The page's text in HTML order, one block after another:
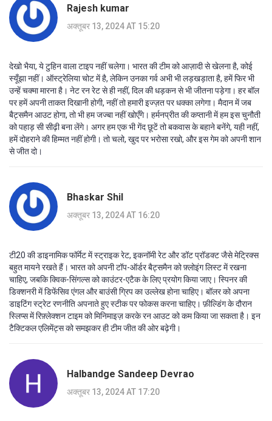
Rajesh kumar
अक्तूबर 13, 2024 AT 15:20
देखो भैया, ये टुहिन वाला टाइप नहीं चलेगा। भारत की टीम को आज़ादी से खेलना है, कोई
स्यूँझा नहीं। ऑस्ट्रेलिया चोट में है, लेकिन उनका गर्व अभी भी लड़खड़ाता है, हमें फिर भी
उन्हें चक्मा मारना है। नेट रन रेट से ही नहीं, दिल की धड़कन से भी जीतना पड़ेगा। हर बॉल
पर हमें अपनी ताकत दिखानी होगी, नहीं तो हमारी इज्ज़त पर धक्का लगेगा। मैदान में जब
बैट्समैन आउट होगा, तो भी हम जज्बा नहीं खोएँगे। हर्मनप्रीत की कप्तानी में हम इस चुनौती
को पहाड़ सी सीढ़ी बना लेंगे। अगर हम एक भी गेंद छूटें तो बकवास के बहाने बनेंगे, यही नहीं,
हमें दोहराने की हिम्मत नहीं होगी। तो चलो, खुद पर भरोसा रखो, और इस गेम को अपनी शान
से जीत दो।
Bhaskar Shil
अक्तूबर 13, 2024 AT 16:20
टी20 की डाइनामिक फॉर्मेट में स्ट्राइक रेट, इकनॉमी रेट और डॉट प्रॉडक्ट जैसे मेट्रिक्स
बहुत मायने रखते हैं। भारत को अपनी टॉप-ऑर्डर बैट्समैन को फ़्लोइंग लिस्ट में रखना
चाहिए, जबकि क्विक-सिंगल्स को काउंटर-एटैक के लिए प्रयोग किया जाए। स्पिनर की
डिक्शनरी में डिफेंसिव एंगल और बाउंसी ग्रिप का उल्लेख होना चाहिए। बॉलर को अपना
डाइटिंग स्ट्रेट रणनीति अपनाते हुए स्टीक पर फोकस करना चाहिए। फ़ील्डिंग के दौरान
स्लिप्स में रिफ़्लेक्शन टाइम को मिनिमाइज़ करके रन आउट को कम किया जा सकता है। इन
टैक्टिकल एलिमेंट्स को समझकर ही टीम जीत की ओर बढ़ेगी।
Halbandge Sandeep Devrao
अक्तूबर 13, 2024 AT 17:20